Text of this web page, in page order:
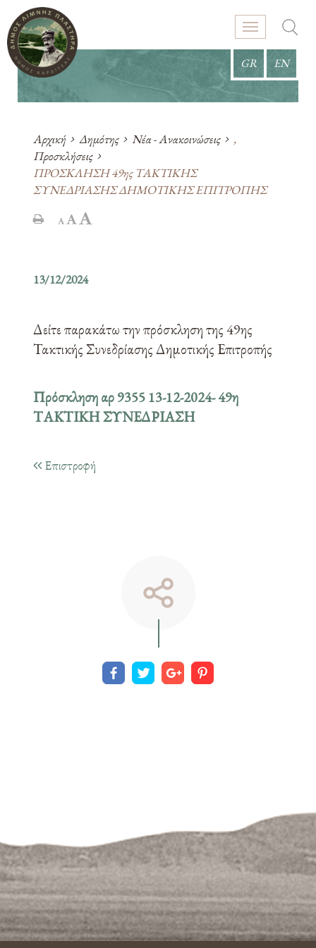
GR EN
Αρχική Δημότης Νέα - Ανακοινώσεις
,
Προσκλήσεις
ΠΡΟΣΚΛΗΣΗ 49ης ΤΑΚΤΙΚΗΣ
ΣΥΝΕΔΡΙΑΣΗΣ ΔΗΜΟΤΙΚΗΣ ΕΠΙΤΡΟΠΗΣ
13/12/2024
Δείτε παρακάτω την πρόσκληση της 49ης
Τακτικής Συνεδρίασης Δημοτικής Επιτροπής
Πρόσκληση αρ 9355 13-12-2024- 49η
ΤΑΚΤΙΚΗ ΣΥΝΕΔΡΙΑΣΗ
Επιστροφή